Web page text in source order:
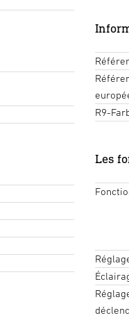
R9-
Les